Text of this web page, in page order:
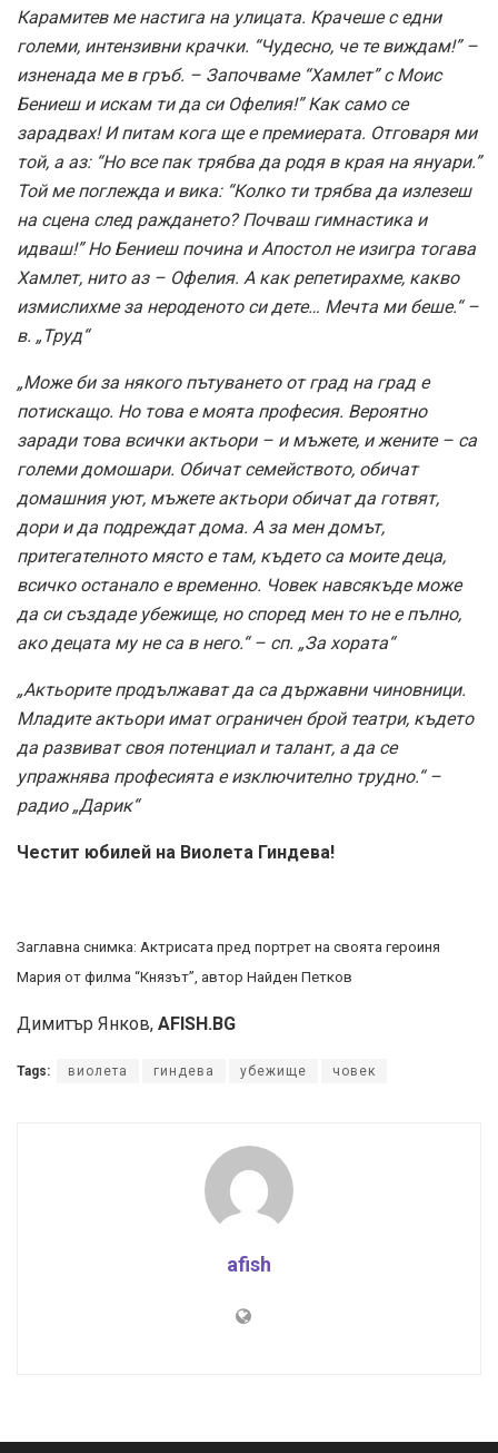
Карамитев ме настига на улицата. Крачеше с едни
големи, интензивни крачки. “Чудесно, че те виждам!” –
изненада ме в гръб. – Започваме “Хамлет” с Моис
Бениеш и искам ти да си Офелия!” Как само се
зарадвах! И питам кога ще е премиерата. Отговаря ми
той, а аз: “Но все пак трябва да родя в края на януари.”
Той ме поглежда и вика: “Колко ти трябва да излезеш
на сцена след раждането? Почваш гимнастика и
идваш!” Но Бениеш почина и Апостол не изигра тогава
Хамлет, нито аз – Офелия. А как репетирахме, какво
измислихме за нероденото си дете… Мечта ми беше.“ –
в. „Труд“
„Може би за някого пътуването от град на град е
потискащо. Но това е моята професия. Вероятно
заради това всички актьори – и мъжете, и жените – са
големи домошари. Обичат семейството, обичат
домашния уют, мъжете актьори обичат да готвят,
дори и да подреждат дома. А за мен домът,
притегателното място е там, където са моите деца,
всичко останало е временно. Човек навсякъде може
да си създаде убежище, но според мен то не е пълно,
ако децата му не са в него.“ – сп. „За хората“
„Актьорите продължават да са държавни чиновници.
Младите актьори имат ограничен брой театри, където
да развиват своя потенциал и талант, а да се
упражнява професията е изключително трудно.“ –
радио „Дарик“
Честит юбилей на Виолета Гиндева!
Заглавна снимка: Актрисата пред портрет на своята героиня
Мария от филма “Князът”, автор Найден Петков
Димитър Янков, AFISH.BG
Tags: виолета гиндева убежище човек
afish